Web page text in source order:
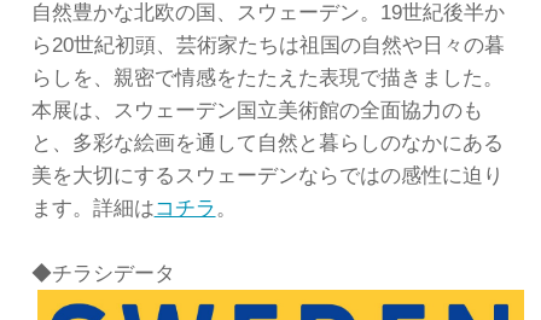
自然豊かな北欧の国、スウェーデン。19世紀後半か
ら20世紀初頭、芸術家たちは祖国の自然や日々の暮
らしを、親密で情感をたたえた表現で描きました。
本展は、スウェーデン国立美術館の全面協力のも
と、多彩な絵画を通して自然と暮らしのなかにある
美を大切にするスウェーデンならではの感性に迫り
ます。詳細はコチラ 。
◆チラシデータ